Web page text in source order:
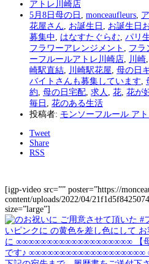
アトレ川崎店
5月8日母の日
monceaufleurs
花屋さん
お誕生日 お誕生日
募集中
はなすたぐらむ パリ
フラワーアレンジメント
フラ
ーフルールアトレ川崎店
川崎
崎駅直結
川崎駅花屋 母の日
バイトさんも募集しています
約 母の日宅配 求人 花 花が
毎日
花のある生活
投稿者: モンソーフルール ア
Tweet
Share
RSS
[igp-video src=”” poster=”https://
content/uploads/2022/04/
size=”large”]